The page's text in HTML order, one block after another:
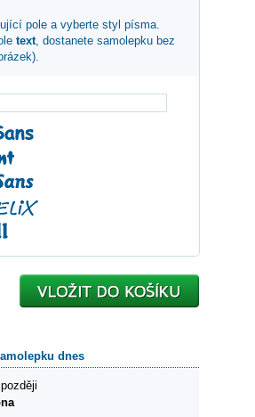
pole a vyberte styl písma.
text, dostanete samolepku bez
dnes